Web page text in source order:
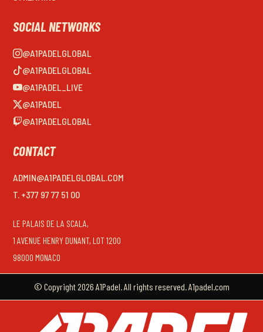
SOCIAL NETWORKS
@A1PADELGLOBAL
@A1PADELGLOBAL
@A1PADEL_LIVE
@A1PADEL
@A1PADELGLOBAL
CONTACT
ADMIN@A1PADELGLOBAL.COM
T. +377 97 77 51 00
LE PALAIS DE LA SCALA,
1 AVENUE HENRY DUNANT, LOT 1200
98000 MONACO
© Copyright 2026 A1Padel. All rights reserved. A1padel.com